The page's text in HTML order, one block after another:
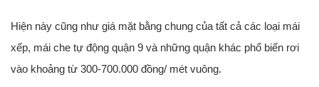
Hiện này cũng như giá mặt bằng chung của tất cả các loại mái
xếp, mái che tự động quận 9 và những quận khác phổ biến rơi
vào khoảng từ 300-700.000 đồng/ mét vuông.